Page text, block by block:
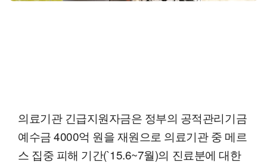
의료기관 긴급지원자금은 정부의 공적관리기금
예수금 4000억 원을 재원으로 의료기관 중 메르
스 집중 피해 기간(`15.6~7월)의 진료분에 대한